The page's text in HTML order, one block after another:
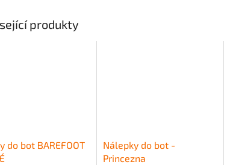
produkty
do bot BAREFOOT
Nálepky do bot -
Princezna